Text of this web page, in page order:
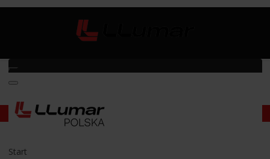
Start
Ochrona lakieru samochodowego